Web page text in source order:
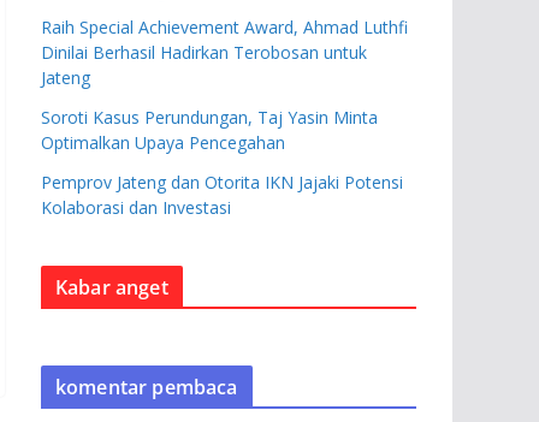
Raih Special Achievement Award, Ahmad Luthfi
Dinilai Berhasil Hadirkan Terobosan untuk
Jateng
Soroti Kasus Perundungan, Taj Yasin Minta
Optimalkan Upaya Pencegahan
Pemprov Jateng dan Otorita IKN Jajaki Potensi
Kolaborasi dan Investasi
Kabar anget
komentar pembaca